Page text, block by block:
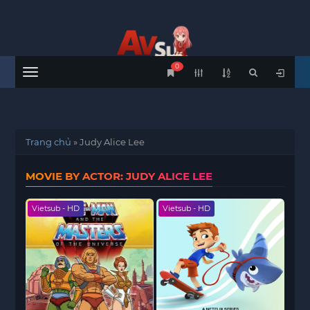
Menu
0
Trang chủ »Judy Alice Lee
MOVIE BY ACTOR: JUDY ALICE LEE
Vietsub - HD Vietsub - HD